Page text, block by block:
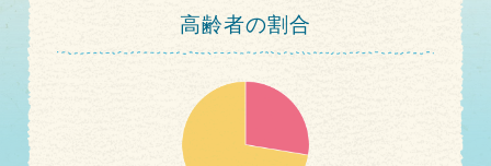
高齢者の割合